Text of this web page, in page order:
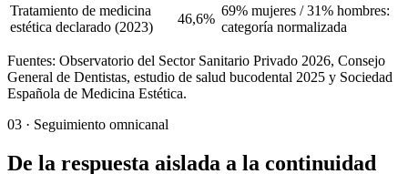
Tratamiento de medicina
estética declarado (2023)
46,6%
69% mujeres / 31% hombres:
categoría normalizada
Fuentes: Observatorio del Sector Sanitario Privado 2026, Consejo
General de Dentistas, estudio de salud bucodental 2025 y Sociedad
Española de Medicina Estética.
03 · Seguimiento omnicanal
De la respuesta aislada a la continuidad